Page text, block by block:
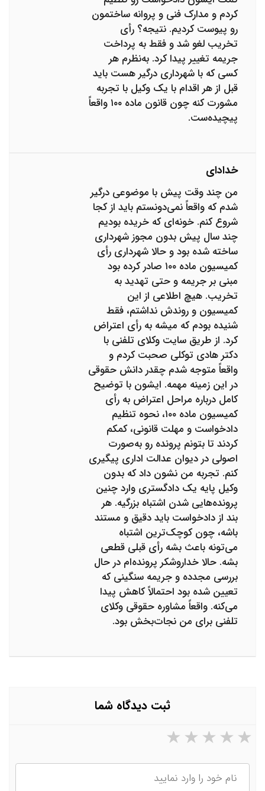
کردم و مدارک فنی و پروانه ساختمون
رو پیوست کردیم. نتیجه؟ رأی
تخریب لغو شد و فقط به پرداخت
جریمه تغییر پیدا کرد. به‌نظرم هر
کسی که با شهرداری درگیر هست باید
قبل از هر اقدام با یک وکیل با تجربه
مشورت کنه چون قانون ماده ۱۰۰ واقعاً
پیچیده‌ست.
خدادای
من چند وقت پیش با موضوعی درگیر
شدم که واقعاً نمی‌دونستم باید از کجا
شروع کنم. خونه‌ای که خریده بودیم
چند سال پیش بدون مجوز شهرداری
ساخته شده بود و حالا شهرداری رأی
کمیسیون ماده ۱۰۰ صادر کرده بود
مبنی بر جریمه و حتی تهدید به
تخریب. هیچ اطلاعی از این
کمیسیون و روندش نداشتم، فقط
شنیده بودم که میشه به رأی اعتراض
کرد. از طریق سایت وکلای تلفنی با
دکتر هادی توکلی صحبت کردم و
واقعاً متوجه شدم چقدر دانش حقوقی
در این زمینه مهمه. ایشون با توضیح
کامل درباره مراحل اعتراض به رأی
کمیسیون ماده ۱۰۰، نحوه تنظیم
دادخواست و مهلت قانونی، کمکم
کردند تا بتونم پرونده رو به‌صورت
اصولی در دیوان عدالت اداری پیگیری
کنم. تجربه من نشون داد که بدون
وکیل پایه یک دادگستری وارد چنین
پرونده‌هایی شدن اشتباه بزرگیه. هر
بند از دادخواست باید دقیق و مستند
باشه، چون کوچک‌ترین اشتباه
می‌تونه باعث بشه رأی قبلی قطعی
بشه. حالا خداروشکر پرونده‌ام در حال
بررسی مجدده و جریمه سنگینی که
تعیین شده بود احتمالاً کاهش پیدا
می‌کنه. واقعاً مشاوره حقوقی وکلای
تلفنی برای من نجات‌بخش بود.
ثبت دیدگاه شما
۵ ستاره از ۵ ۴ ستاره از ۵ ۳ ستاره از ۵ ۲ ستاره از ۵
نام